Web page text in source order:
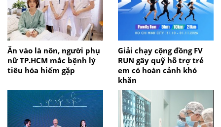
Ăn vào là nôn, người phụ
nữ TP.HCM mắc bệnh lý
tiêu hóa hiếm gặp
Giải chạy cộng đồng FV
RUN gây quỹ hỗ trợ trẻ
em có hoàn cảnh khó
khăn